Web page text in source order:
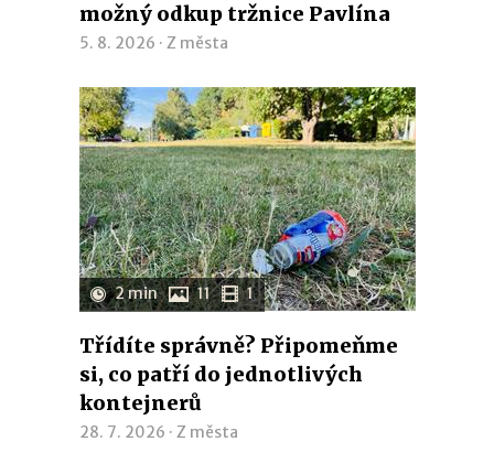
možný odkup tržnice Pavlína
5. 8. 2026 · Z města
2 min 11 1
Třídíte správně? Připomeňme
si, co patří do jednotlivých
kontejnerů
28. 7. 2026 · Z města